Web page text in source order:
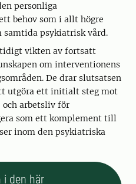
personliga
behov som i allt högre
samtida psykiatrisk vård.
vikten av fortsatt
om interventionens
De drar slutsatsen
utgöra ett initialt steg mot
arbetsliv för
som ett komplement till
inom den psykiatriska
i den här